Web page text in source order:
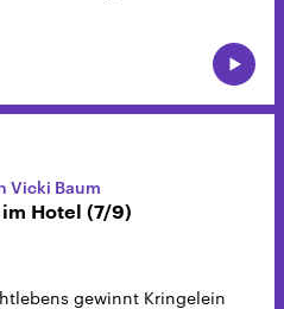
Vicki Baum
im Hotel (7/9)
gewinnt Kringelein